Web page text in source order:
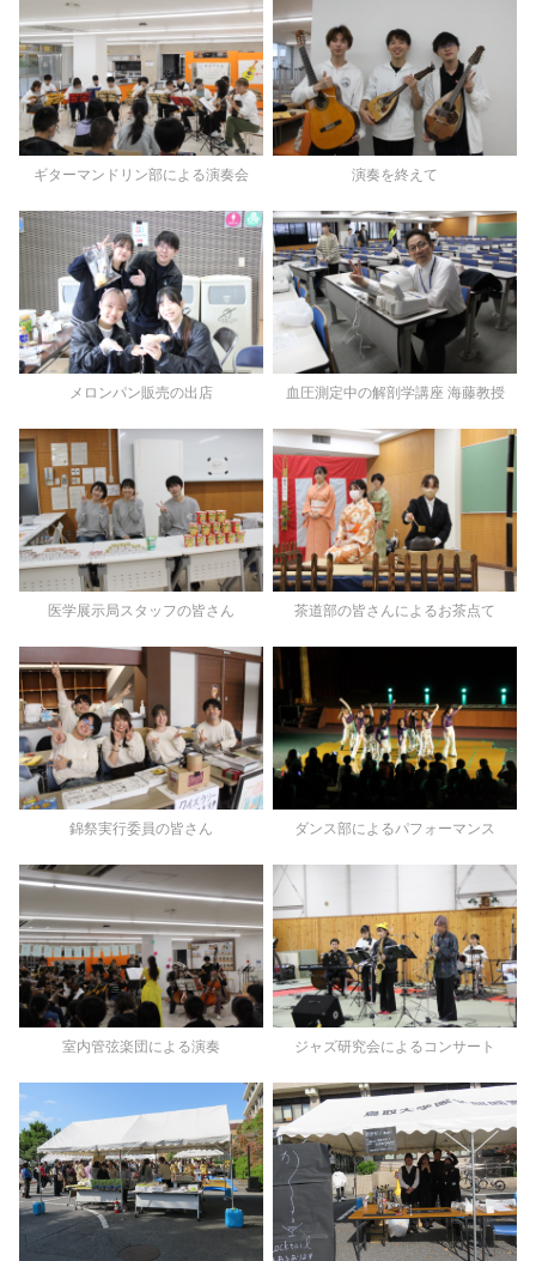
ギターマンドリン部による演奏会 演奏を終えて
メロンパン販売の出店 血圧測定中の解剖学講座 海藤教授
医学展示局スタッフの皆さん 茶道部の皆さんによるお茶点て
錦祭実行委員の皆さん ダンス部によるパフォーマンス
室内管弦楽団による演奏 ジャズ研究会によるコンサート